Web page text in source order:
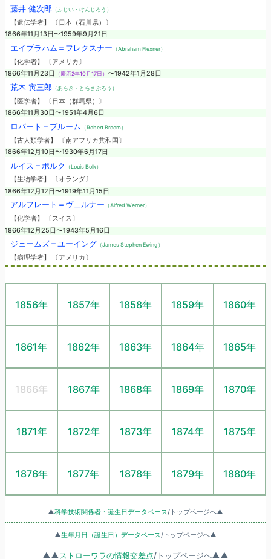
藤井 健次郎（ふじい・けんじろう）
【遺伝学者】 〔日本（石川県）〕
1866年11月13日〜1959年9月21日
エイブラハム＝フレクスナー （Abraham Flexner）
【化学者】 〔アメリカ〕
1866年11月23日
（慶応2年10月17日） 〜1942年1月28日
荒木 寅三郎（あらき・とらさぶろう）
【医学者】 〔日本（群馬県）〕
1866年11月30日〜1951年4月6日
ロバート＝ブルーム （Robert Broom）
【古人類学者】 〔南アフリカ共和国〕
1866年12月10日〜1930年6月17日
ルイス＝ボルク （Louis Bolk）
【生物学者】 〔オランダ〕
1866年12月12日〜1919年11月15日
アルフレート＝ヴェルナー （Alfred Werner）
【化学者】 〔スイス〕
1866年12月25日〜1943年5月16日
ジェームズ＝ユーイング （James Stephen Ewing）
【病理学者】 〔アメリカ〕
1856年 1857年 1858年 1859年 1860年
1861年 1862年 1863年 1864年 1865年
1866年 1867年 1868年 1869年 1870年
1871年 1872年 1873年 1874年 1875年
1876年 1877年 1878年 1879年 1880年
▲科学技術関係者・誕生日データベース/トップページへ▲
▲生年月日（誕生日）データベース/トップページへ▲
▲▲ストローワラの情報交差点/トップページへ▲▲